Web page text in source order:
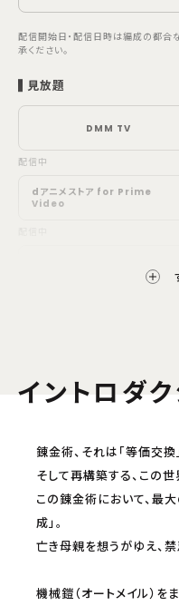
配信開始日・配信日時は編成の都合
承ください。
見放題
DMM TV
配信中
dアニメストア for Prime
Video
配信開始日・配信日時は編成の都合
都度課金
Prime Video
配信中
配信中
イントロダ
錬金術、それは「等価交換
そして再構築する、この
この錬金術において、最
成」。
亡き母親を想うがゆえ、禁
機械鎧（オートメイル）を